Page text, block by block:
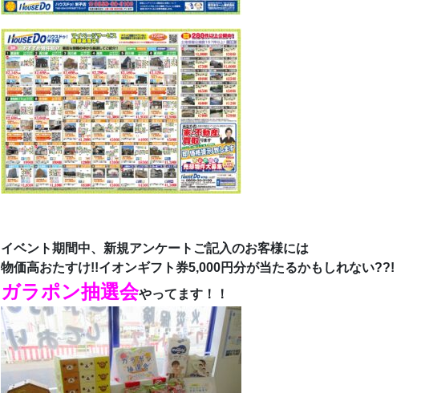
イベント期間中、新規アンケートご記入のお客様には
物価高おたすけ!!イオンギフト券5,000円分が当たるかもしれない??!
ガラポン抽選会やってます！！